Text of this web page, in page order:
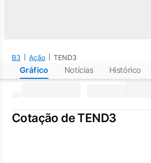
B3 Ação TEND3
Gráfico Notícias Histórico
Cotação de TEND3